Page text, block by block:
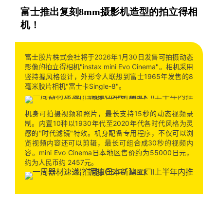
富士推出复刻8mm摄影机造型的拍立得相
机！
富士胶片株式会社将于2026年1月30日发售可拍摄动态
影像的拍立得相机"instax mini Evo Cinema"。相机采用
竖持握风格设计，外形令人联想到富士1965年发售的8
毫米胶片相机"富士卡Single-8"。
机身可拍摄视频和照片，最长支持15秒的动态视频录
制。内置10种以1930年代至2020年代各时代风格为灵
感的"时代滤镜"特效。机身配备专用程序，不仅可以浏
览视频内容还可以剪辑，最长可组合成30秒的视频内
容。mini Evo Cinema日本地区售价约为55000日元，
约为人民币约 2457元。